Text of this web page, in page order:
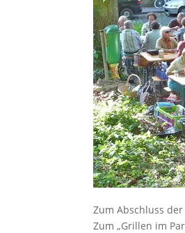
Zum Abschluss
Zum „Grillen im